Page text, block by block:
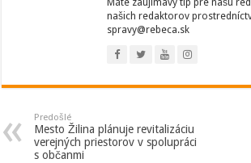
Máte zaujímavý tip pre našu
našich redaktorov
spravy@rebeca.sk
Predošlé
Mesto Žilina plánuje revitalizáciu
verejných priestorov v spolupráci
s občanmi